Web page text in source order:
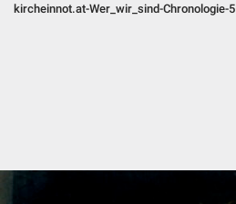
kircheinnot.at-Wer_wir_sind-Chronologie-5